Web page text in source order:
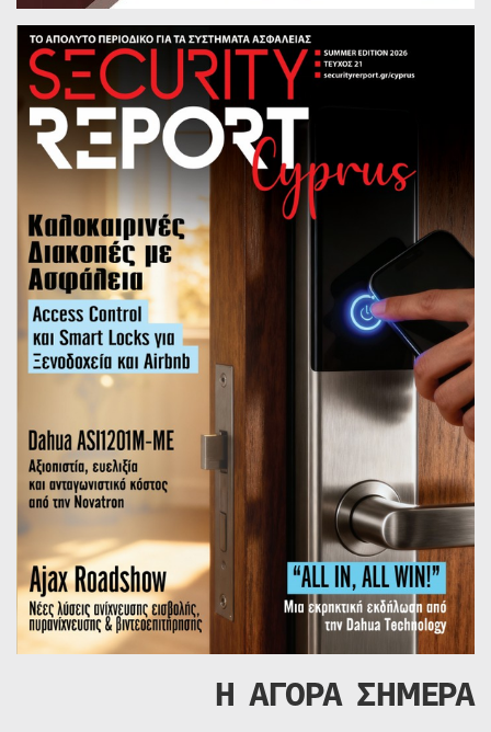
Η ΑΓΟΡΑ ΣΗΜΕΡΑ